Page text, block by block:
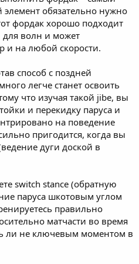
обязательно нужно
фордак хорошо подходит
для волн и может
и на любой скорости.
способ с поздней
легче станет освоить
что изучая такой jibe, вы
и перекидку паруса и
на поведение
пригодится, когда вы
дуги доской в
switch stance (обратную
паруса шкотовым углом
правильно
матчасти во время
ли не ключевым моментом в